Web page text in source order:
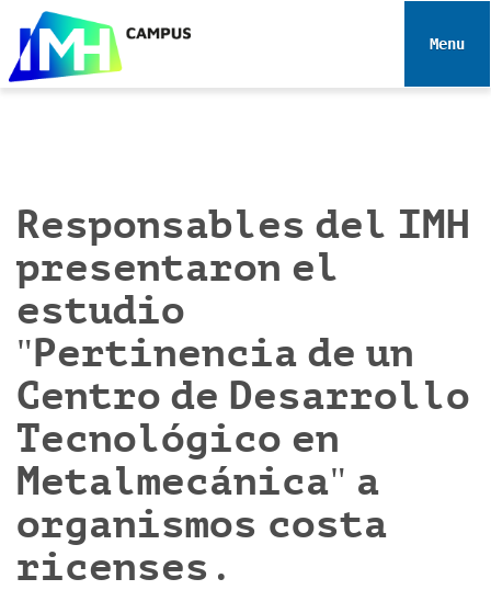
e
Toggle
Responsables del IMH
presentaron el
estudio
"Pertinencia de un
Centro de Desarrollo
Tecnológico en
Metalmecánica" a
organismos costa
ricenses.